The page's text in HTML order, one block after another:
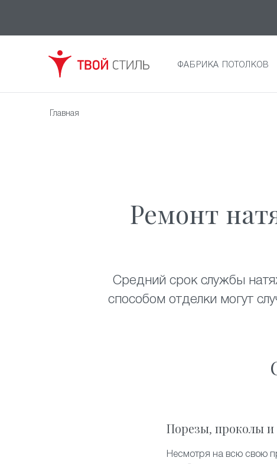
ФАБРИКА ПОТОЛКОВ
Главная
Ремонт
Средний срок службы
способом отделки могут
Порезы, проколы и
Несмотря на всю свою